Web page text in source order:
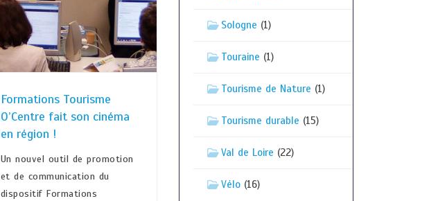
Formations Tourisme
O’Centre fait son cinéma
en région !
Un nouvel outil de promotion
et de communication du
dispositif Formations
Sologne (1)
Touraine (1)
Tourisme de Nature (1)
Tourisme durable (15)
Val de Loire (22)
Vélo(16)